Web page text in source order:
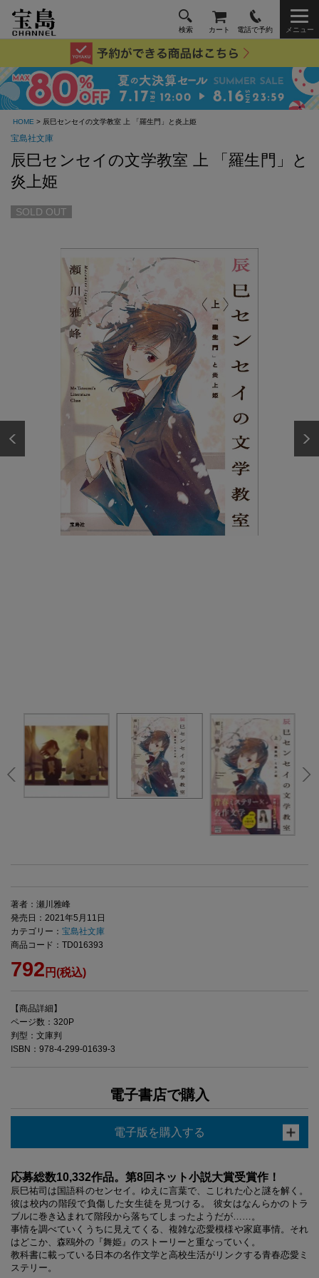
検索 カート 電話で予約 メニュー
HOME > 辰巳センセイの文学教室 上 「羅生門」と炎上姫
宝島社文庫
辰巳センセイの文学教室 上 「羅生門」と
炎上姫
SOLD OUT
著者：瀬川雅峰
発売日：2021年5月11日
カテゴリー： 宝島社文庫
商品コード：TD016393
792 円(税込)
【商品詳細】
ページ数：320P
判型：文庫判
ISBN：978-4-299-01639-3
電子書店で購入
電子版を購入する
応募総数10,332作品。第8回ネット小説大賞受賞作！
辰巳祐司は国語科のセンセイ。ゆえに言葉で、こじれた心と謎を解く。
彼は校内の階段で負傷した女生徒を見つける。 彼女はなんらかのトラ
ブルに巻き込まれて階段から落ちてしまったようだが……。
事情を調べていくうちに見えてくる、複雑な恋愛模様や家庭事情。それ
はどこか、森鴎外の『舞姫』のストーリーと重なっていく。
教科書に載っている日本の名作文学と高校生活がリンクする青春恋愛ミ
ステリー。